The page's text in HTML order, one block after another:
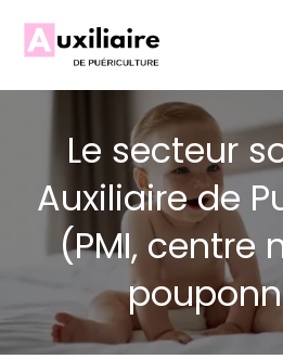
Le secteur
Auxiliaire de
(PMI, centre